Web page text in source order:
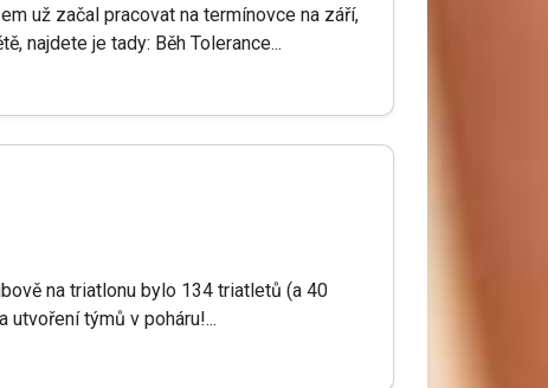
už začal pracovat na termínovce na září,
najdete je tady: Běh Tolerance...
na triatlonu bylo 134 triatletů (a 40
utvoření týmů v poháru!...